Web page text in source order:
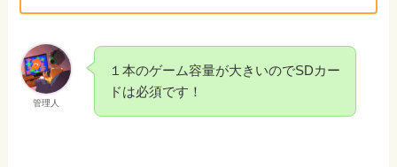
管理人
１本のゲーム容量が大きいのでSDカー
ドは必須です！